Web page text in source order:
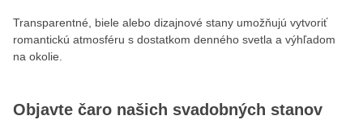
Transparentné, biele alebo dizajnové stany umožňujú vytvoriť
romantickú atmosféru s dostatkom denného svetla a výhľadom
na okolie.
Objavte čaro našich svadobných stanov